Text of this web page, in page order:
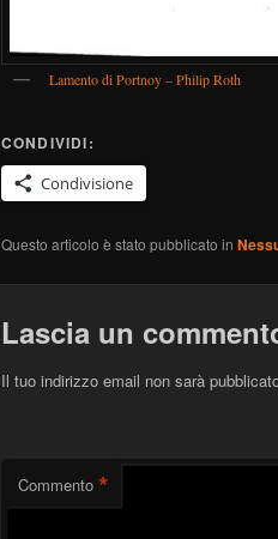
Lamento di Portnoy – Philip Roth
CONDIVIDI:
Condivisione
Questo articolo è stato pubblicato in
Lascia un
Il tuo indirizzo email non sarà
Commento *